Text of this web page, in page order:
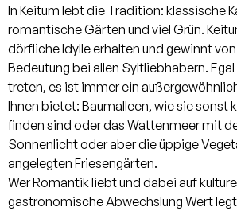
welche auch zu einem dritten
Schlafzimmer zurückgebaut werden
kann. Der ausgebaute Spitzboden
eröffnet zusätzliche
Nutzungsmöglichkeiten, etwa als
Atelier, Hobbyraum oder
Rückzugsort. Der schön angelegte
Garten verfügt über eine eigene
Brunnenanlage. Auf dem Grundstück
befindet sich ein Gartenhaus und eine
Zufahrt für zwei Stellplätze.
In Keitum lebt die Tradition: klassische
romantische Gärten und viel Grün.
dörfliche Idylle erhalten und gewinnt
Bedeutung bei allen Syltliebhabern.
treten, es ist immer ein
Ihnen bietet: Baumalleen, wie sie sonst
finden sind oder das Wattenmeer mit
Sonnenlicht oder aber die üppige
angelegten Friesengärten.
Wer Romantik liebt und dabei auf
gastronomische Abwechslung Wert